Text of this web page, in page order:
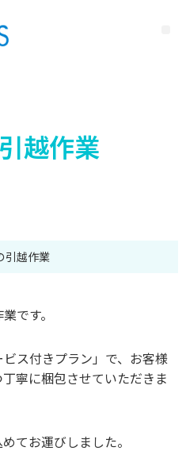
越作業
引越作業
です。
ス付きプラン」で、お客様
寧に梱包させていただきま
てお運びしました。